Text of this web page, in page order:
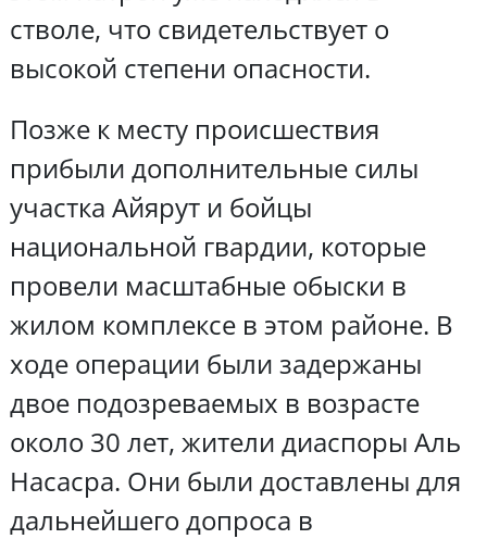
стволе, что свидетельствует о
высокой степени опасности.
Позже к месту происшествия
прибыли дополнительные силы
участка Айярут и бойцы
национальной гвардии, которые
провели масштабные обыски в
жилом комплексе в этом районе. В
ходе операции были задержаны
двое подозреваемых в возрасте
около 30 лет, жители диаспоры Аль
Насасра. Они были доставлены для
дальнейшего допроса в